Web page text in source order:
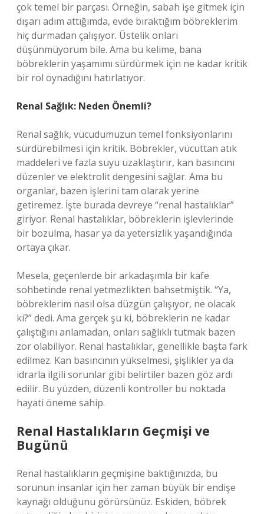
çok temel bir parçası. Örneğin, sabah işe gitmek için
dışarı adım attığımda, evde bıraktığım böbreklerim
hiç durmadan çalışıyor. Üstelik onları
düşünmüyorum bile. Ama bu kelime, bana
böbreklerin yaşamımı sürdürmek için ne kadar kritik
bir rol oynadığını hatırlatıyor.
Renal Sağlık: Neden Önemli?
Renal sağlık, vücudumuzun temel fonksiyonlarını
sürdürebilmesi için kritik. Böbrekler, vücuttan atık
maddeleri ve fazla suyu uzaklaştırır, kan basıncını
düzenler ve elektrolit dengesini sağlar. Ama bu
organlar, bazen işlerini tam olarak yerine
getiremez. İşte burada devreye “renal hastalıklar”
giriyor. Renal hastalıklar, böbreklerin işlevlerinde
bir bozulma, hasar ya da yetersizlik yaşandığında
ortaya çıkar.
Mesela, geçenlerde bir arkadaşımla bir kafe
sohbetinde renal yetmezlikten bahsetmiştik. “Ya,
böbreklerim nasıl olsa düzgün çalışıyor, ne olacak
ki?” dedi. Ama gerçek şu ki, böbreklerin ne kadar
çalıştığını anlamadan, onları sağlıklı tutmak bazen
zor olabiliyor. Renal hastalıklar, genellikle başta fark
edilmez. Kan basıncının yükselmesi, şişlikler ya da
idrarla ilgili sorunlar gibi belirtiler bazen göz ardı
edilir. Bu yüzden, düzenli kontroller bu noktada
hayati öneme sahip.
Renal Hastalıkların Geçmişi ve
Bugünü
Renal hastalıkların geçmişine baktığınızda, bu
sorunun insanlar için her zaman büyük bir endişe
kaynağı olduğunu görürsünüz. Eskiden, böbrek